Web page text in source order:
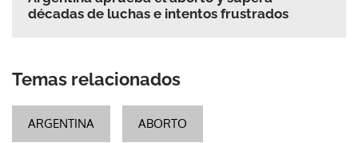
décadas de luchas e intentos frustrados
Temas relacionados
ARGENTINA ABORTO